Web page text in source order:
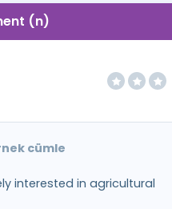
(n)
cümle
interested in agricultural